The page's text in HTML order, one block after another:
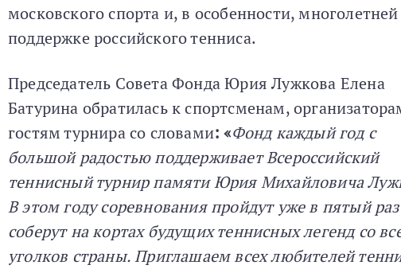
московского спорта и, в особенности, многолетней
поддержке российского тенниса.
Председатель Совета Фонда Юрия Лужкова Елена
Батурина обратилась к спортсменам,
гостям турнира со словами: «Фонд каждый год с
большой радостью поддерживает Всероссийский
теннисный турнир памяти Юрия Михайловича
В этом году соревнования пройдут уже в пятый
соберут на кортах будущих теннисных легенд со
уголков страны. Приглашаем всех любителей